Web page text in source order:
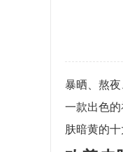
暴晒、熬
一款出色
肤暗黄的